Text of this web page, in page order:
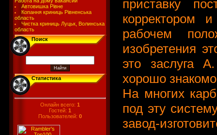
Автовишка Рівне
Копання криниць Рівненська
область
Чистка криниць Луцьк, Волинська
область
Поиск
Статистика
Онлайн всего: 1
Гостей: 1
Пользователей: 0
приставку
корректором
рабочем
изобретения
это заслуга
хорошо
На многих
под эту
завод-